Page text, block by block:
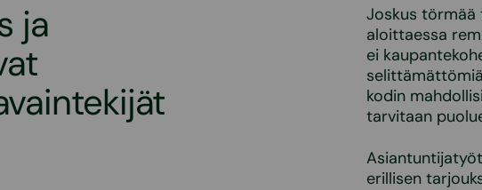
ja
Joskus törmää
aloittaessa
ei
kodin
tarvitaan
erillisen